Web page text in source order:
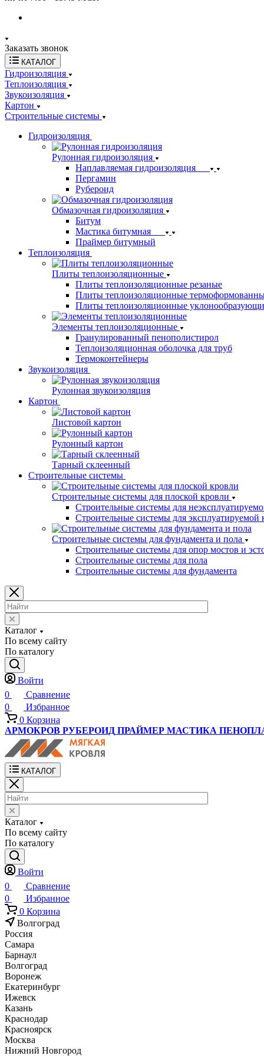
Заказать звонок
КАТАЛОГ
Гидроизоляция
Теплоизоляция
Звукоизоляция
Картон
Строительные системы
Гидроизоляция
Рулонная гидроизоляция
Наплавляемая гидроизоляция
Пергамин
Рубероид
Обмазочная гидроизоляция
Битум
Мастика битумная
Праймер битумный
Теплоизоляция
Плиты теплоизоляционные
Плиты теплоизоляционные резаные
Плиты теплоизоляционные
Плиты теплоизоляционные
Элементы теплоизоляционные
Гранулированный пенополистирол
Теплоизоляционная оболочка для труб
Термоконтейнеры
Звукоизоляция
Рулонная звукоизоляция
Картон
Листовой картон
Рулонный картон
Тарный склеенный
Строительные системы
Строительные системы для плоской кровли
Строительные системы для
Строительные системы для эксплуатируемой
Строительные системы для фундамента и пола
Строительные системы для опор мостов и
Строительные системы для пола
Строительные системы для фундамента
Каталог
По всему сайту
По каталогу
Войти
0
Сравнение
0
Избранное
0 Корзина
АРМОКРОВ РУБЕРОИД ПРАЙМЕР МАСТИКА
КАТАЛОГ
Каталог
По всему сайту
По каталогу
Войти
0
Сравнение
0
Избранное
0 Корзина
Волгоград
Россия
Самара
Барнаул
Волгоград
Воронеж
Екатеринбург
Ижевск
Казань
Краснодар
Красноярск
Москва
Нижний Новгород